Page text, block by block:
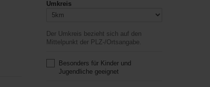
Umkreis
Der Umkreis bezieht sich auf den
Mittelpunkt der PLZ-/Ortsangabe.
Besonders für Kinder und
Jugendliche geeignet